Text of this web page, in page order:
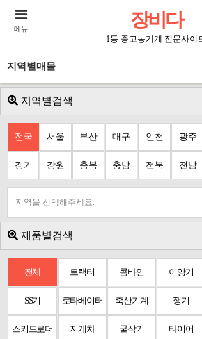
장비다
1등 중고농기계 전문사이
메뉴
지역별매물
지역별검색
전국 서울 부산 대구 인천 광주
경기 강원 충북 충남 전북 전남
지역을 선택해주세요.
제품별검색
전체 트랙터 콤바인 이앙기
SS기 로타베이터 축산기계 쟁기
스키드로더 지게차 굴삭기 타이어